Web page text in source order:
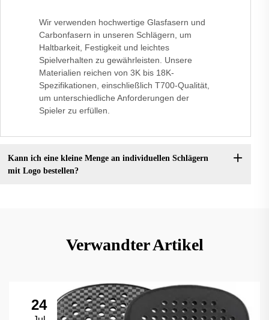
Wir verwenden hochwertige Glasfasern und
Carbonfasern in unseren Schlägern, um
Haltbarkeit, Festigkeit und leichtes
Spielverhalten zu gewährleisten. Unsere
Materialien reichen von 3K bis 18K-
Spezifikationen, einschließlich T700-Qualität,
um unterschiedliche Anforderungen der
Spieler zu erfüllen.
Kann ich eine kleine Menge an individuellen Schlägern
mit Logo bestellen?
Verwandter Artikel
24